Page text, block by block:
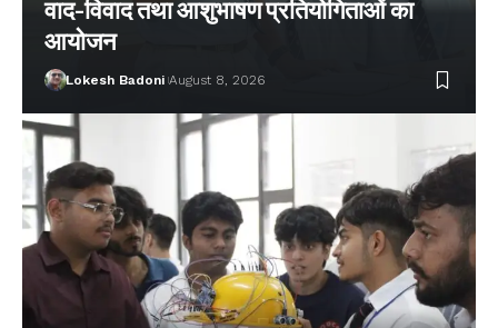
वाद-विवाद तथा आशुभाषण प्रतियोगिताओं का
आयोजन
Lokesh Badoni August 8, 2026